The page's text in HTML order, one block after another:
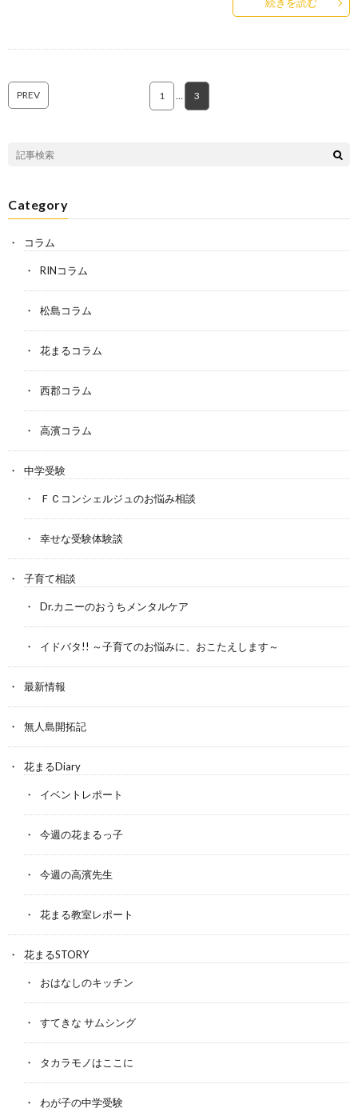
続きを読む
PREV 1 … 3
Category
コラム
RINコラム
松島コラム
花まるコラム
西郡コラム
高濱コラム
中学受験
ＦＣコンシェルジュのお悩み相談
幸せな受験体験談
子育て相談
Dr.カニーのおうちメンタルケア
イドバタ!! ～子育てのお悩みに、おこたえします～
最新情報
無人島開拓記
花まるDiary
イベントレポート
今週の花まるっ子
今週の高濱先生
花まる教室レポート
花まるSTORY
おはなしのキッチン
すてきな サムシング
タカラモノはここに
わが子の中学受験